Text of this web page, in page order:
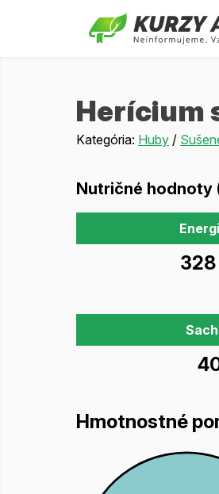
Herícium
Kategória: Huby /
Nutričné hodnoty
328
Hmotnostné